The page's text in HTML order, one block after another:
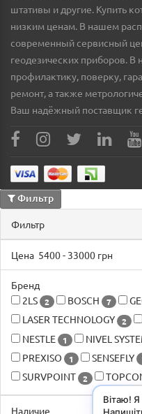
штативы и другие. Купить
низким ценам. В нашем
современный сервисный
геодезических приборов.
профилактику, поверку,
ремонт, а также
Ваш надёжный поставщик
Фильтр
Фильтр
Цена 5400- 33000 грн
Бренд
2LS
2 BOSCH 7
LASER TECHNOLOGY 2
NESTLE 1 NIVEL
PREXISO 1 SENSEFLY
SURVPOINT 2
Наличие
Вітаю! Я